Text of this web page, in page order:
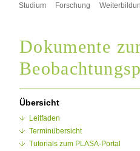
Studium Forschung
Dokumente
Übersicht
Leitfaden
Terminübersicht
Tutorials zum PLASA-Portal